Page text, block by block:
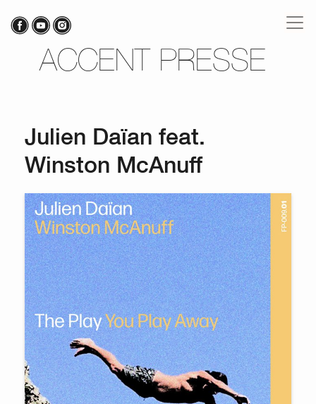
ACCENT PRESSE
Julien Daïan feat.
Winston McAnuff